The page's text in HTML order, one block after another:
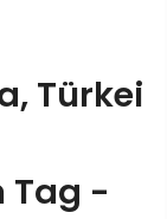
Türkei
Tag -